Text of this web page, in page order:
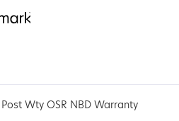
Post Wty OSR NBD Warranty